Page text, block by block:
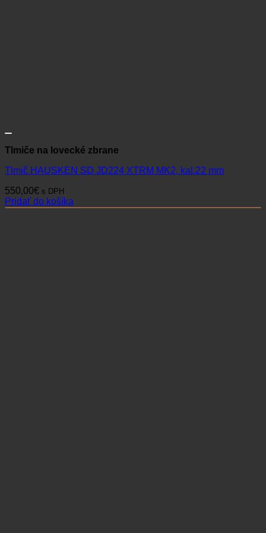
Tlmiče na lovecké zbrane
Tlmič HAUSKEN SD JD224 XTRM MK2, kal.22 mm
550,00€ s DPH
Pridať do košíka